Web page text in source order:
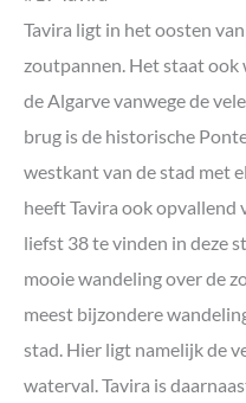
Tavira ligt in het oosten
zoutpannen. Het staat ook
de Algarve vanwege de
brug is de historische
westkant van de stad met
heeft Tavira ook opvallend
liefst 38 te vinden in deze
mooie wandeling over de
meest bijzondere
stad. Hier ligt namelijk de
waterval.Tavira is